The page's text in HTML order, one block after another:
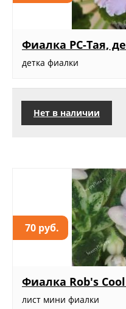
Фиалка РС-Тая,
детка фиалки
Нет в наличии
70 руб.
Фиалка Rob's
лист мини фиалки